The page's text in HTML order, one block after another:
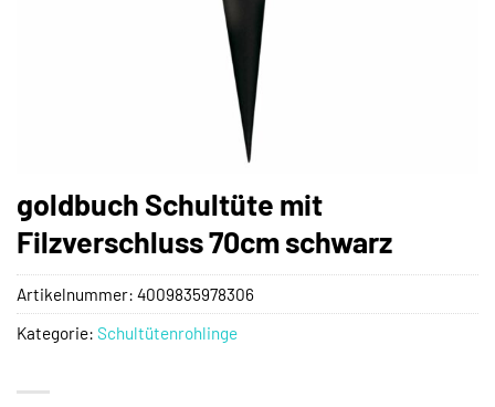
goldbuch Schultüte mit
Filzverschluss 70cm schwarz
Artikelnummer: 4009835978306
Kategorie: Schultütenrohlinge